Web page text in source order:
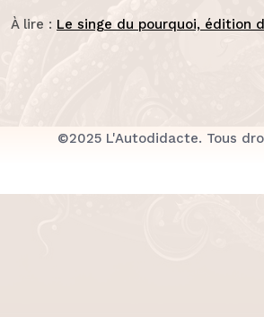
À lire : Le singe du pourquoi, édition
©2025 L'Autodidacte. Tous